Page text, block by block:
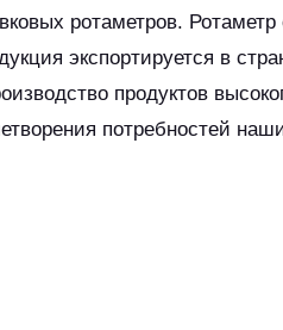
ротаметров.
экспортируется в
продуктов
потребностей